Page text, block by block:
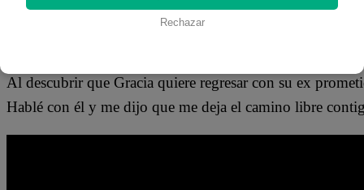
Aunque, la siguiente respuesta de Gracia lo dejaría
Al descubrir que Gracia quiere regresar con su ex
Hablé con él y me dijo que me deja el camino libre
Rechazar